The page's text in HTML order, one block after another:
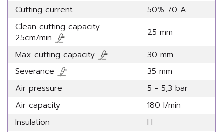
Cutting current
50% 70 A
Clean cutting capacity
25cm/min
25 mm
Max cutting capacity
30 mm
Severance
35 mm
Air pressure
5 - 5,3 bar
Air capacity
180 l/min
Insulation
H